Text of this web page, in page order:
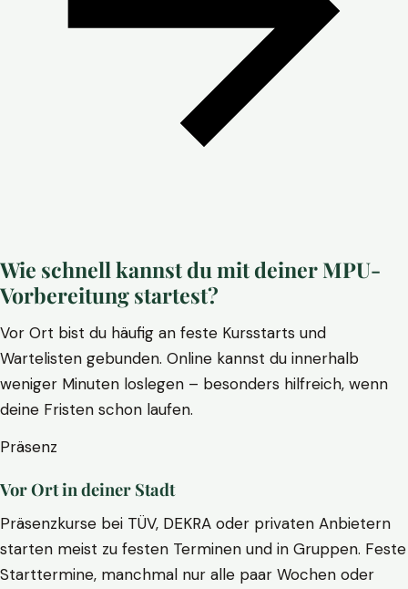
Wie schnell kannst du mit deiner MPU-
Vorbereitung startest?
Vor Ort bist du häufig an feste Kursstarts und
Wartelisten gebunden. Online kannst du innerhalb
weniger Minuten loslegen – besonders hilfreich, wenn
deine Fristen schon laufen.
Präsenz
Vor Ort in deiner Stadt
Präsenzkurse bei TÜV, DEKRA oder privaten Anbietern
starten meist zu festen Terminen und in Gruppen. Feste
Starttermine, manchmal nur alle paar Wochen oder